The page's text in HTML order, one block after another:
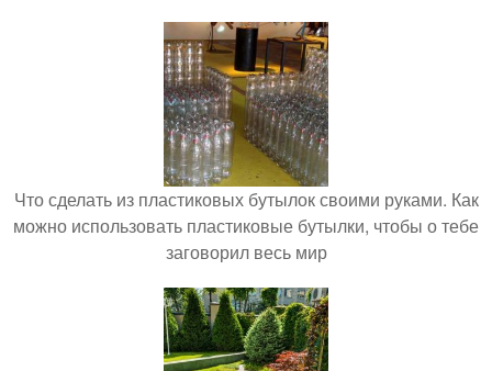
Что сделать из пластиковых бутылок своими руками. Как
можно использовать пластиковые бутылки, чтобы о тебе
заговорил весь мир